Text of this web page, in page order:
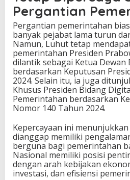
Pergantian
Pergantian pemerintahan
banyak pejabat lama turun
Namun, Luhut tetap
pemerintahan Presiden
dilantik sebagai Ketua Dewan
berdasarkan Keputusan
2024. Selain itu, ia juga
Khusus Presiden Bidang
Pemerintahan berdasarkan
Nomor 140 Tahun 2024.
Kepercayaan ini
dianggap memiliki
berguna bagi pemerintahan
Nasional memiliki posisi
dengan arah kebijakan
investasi, dan efisiensi